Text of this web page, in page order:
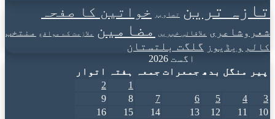
تازہ ترین تصاویر خواتین کا صفحہ
شعروشاعری علاقائی خبریں مضامین ملازمت کے مواقع
منتخب
کالم ویڈیوز گلگت بلتستان
اگست 2026
پیر
منگل بدھ جمعرات جمعہ ہفتہ
اتوار
1
2
3
4
5
6
7
8
9
10
11
12
13
14
15
16